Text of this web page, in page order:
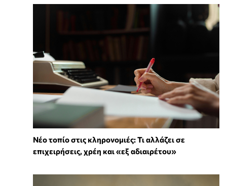
Νέο τοπίο στις κληρονομιές: Τι αλλάζει σε
επιχειρήσεις, χρέη και «εξ αδιαιρέτου»